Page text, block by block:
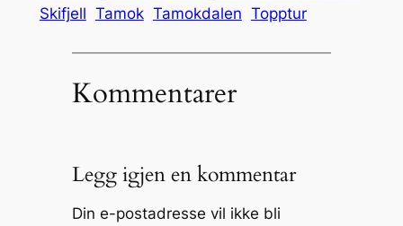
Skifjell Tamok Tamokdalen Topptur
Kommentarer
Legg igjen en kommentar
Din e-postadresse vil ikke bli